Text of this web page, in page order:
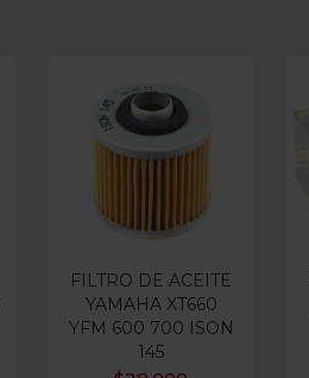
FILTRO DE ACEITE
YAMAHA XT660
YFM 600 700 ISON
145